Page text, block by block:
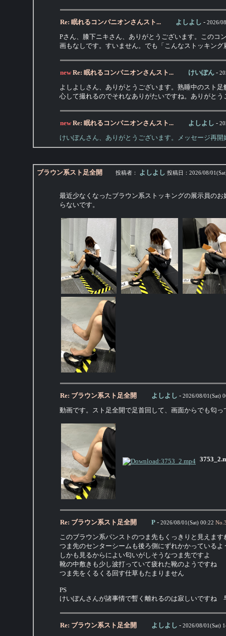
Re: 眠れるコンパニオンさんスト... よしよし - 2026/
Pさん、膝下ニキさん、ありがとうございます。このコ
画もなしです。すいません。でも「こんなストッキン
newRe: 眠れるコンパニオンさんスト... けいぽん -
よしよしさん、ありがとうございます。熟睡中のスト
心して撮れるのでそれなありがたいですね。ありがとう
newRe: 眠れるコンパニオンさんスト... よしよし -
けいぽんさん、ありがとうございます。メッセージ再
ブラウン系スト足全開 投稿者： よしよし 投稿日： 2026/08/
最近少なくなったブラウン系ストッキングの展示員の
らないです。
Re: ブラウン系スト足全開 よしよし - 2026/08/01(Sat)
動画です。スト足全開で足首回して、画面からでも匂っ
Re: ブラウン系スト足全開 P - 2026/08/01(Sat) 00:22 No.
このブラウン系パンストのつま先もくっきりと見えます
つま先のセンターシームも後ろ側にずれかかっているよ
しかも見るからによい匂いがしそうなつま先ですよ
靴の中敷きも少し波打っていて疲れた靴のようですね
つま先をくるくる回す仕草もたまりません
PS
けいぽんさんが諸事情で暫く離れるのは寂しいですね
Re: ブラウン系スト足全開 よしよし - 2026/08/01(Sat)